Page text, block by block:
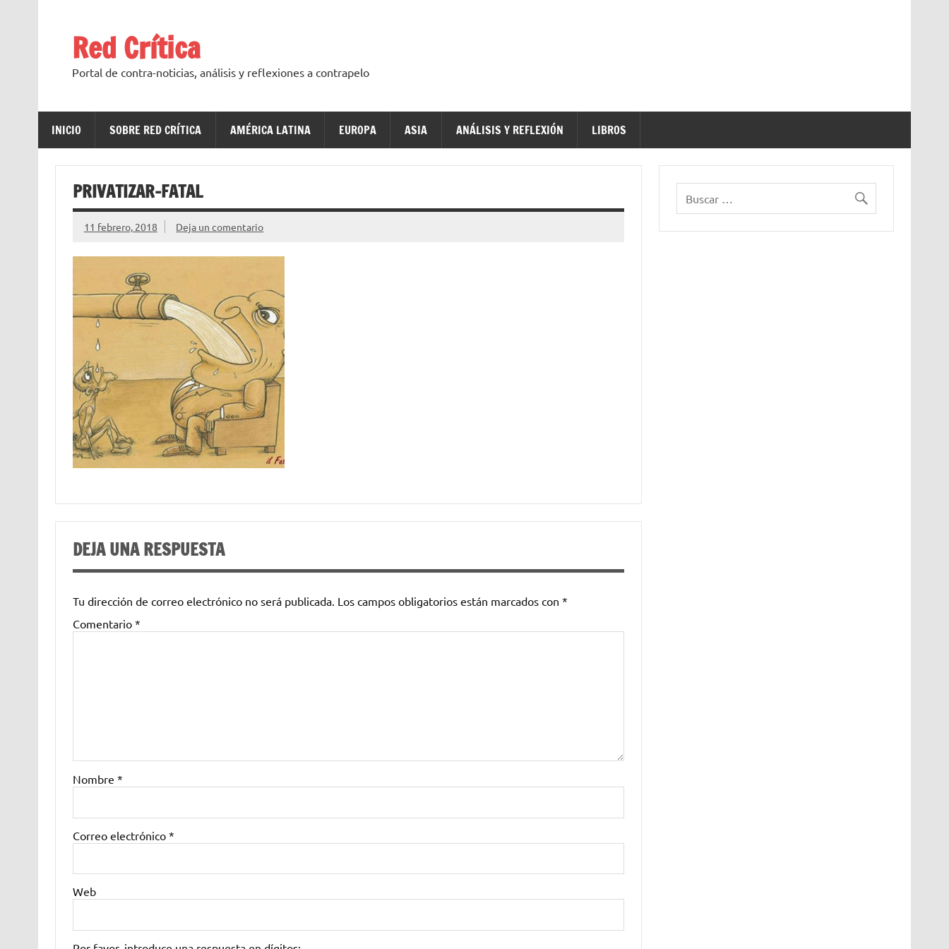
Red Crítica
Portal de contra-noticias, análisis y reflexiones a contrapelo
INICIO SOBRE RED CRÍTICA AMÉRICA LATINA EUROPA ASIA ANÁLISIS Y REFLEXIÓN LIBROS
PRIVATIZAR-FATAL
11 febrero, 2018 Deja un comentario
DEJA UNA RESPUESTA
Tu dirección de correo electrónico no será publicada. Los campos obligatorios están marcados con *
Comentario *
Nombre *
Correo electrónico *
Web